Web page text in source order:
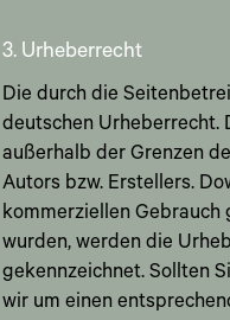
3. Urheberrecht
Die durch die
deutschen Urheberrecht.
außerhalb der Grenzen
Autors bzw. Erstellers.
kommerziellen
wurden, werden die
gekennzeichnet. Sollten
wir um einen